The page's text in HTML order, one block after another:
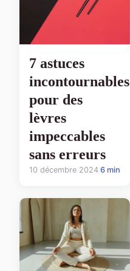
7 astuces
incontournables
pour des
lèvres
impeccables
sans erreurs
10 décembre 2024 6 min